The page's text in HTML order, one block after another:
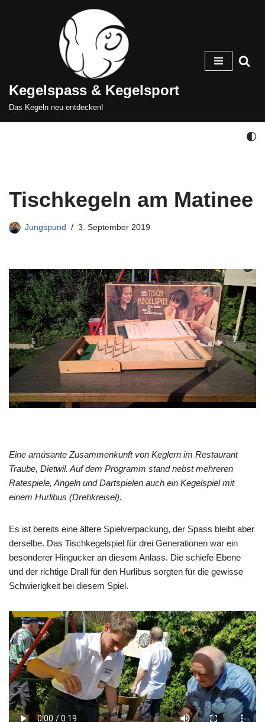
Kegelspass & Kegelsport
Das Kegeln neu entdecken!
Tischkegeln am Matinee
Jungspund 3. September 2019
Eine amüsante Zusammenkunft von Keglern im Restaurant
Traube, Dietwil. Auf dem Programm stand nebst mehreren
Ratespiele, Angeln und Dartspielen auch ein Kegelspiel mit
einem Hurlibus (Drehkreisel).
Es ist bereits eine ältere Spielverpackung, der Spass bleibt aber
derselbe. Das Tischkegelspiel für drei Generationen war ein
besonderer Hingucker an diesem Anlass. Die schiefe Ebene
und der richtige Drall für den Hurlibus sorgten für die gewisse
Schwierigkeit bei diesem Spiel.